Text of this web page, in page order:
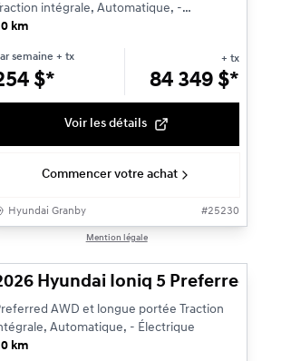
Traction intégrale, Automatique, -
km
semaine + tx
$*
+ tx
84 349 $*
Voir les détails
Commencer votre achat
Hyundai Granby #25230
Mention légale
et longue portée
Hyundai Ioniq 5 Preferred à
AWD et longue portée Traction
Automatique, - Électrique
km